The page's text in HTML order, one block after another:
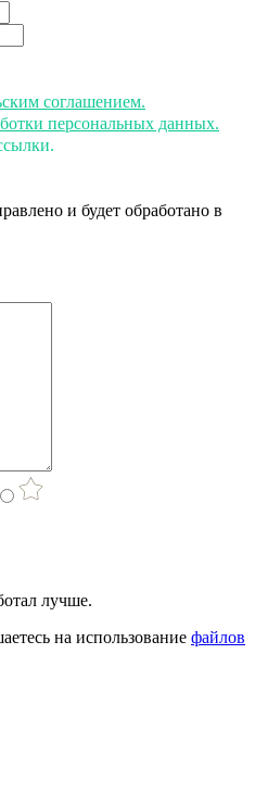
соглашением.
персональных данных.
и будет обработано в
лучше.
на использование файлов